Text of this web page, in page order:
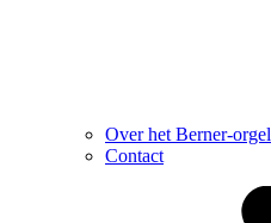
Over het Berner-orgel
Contact